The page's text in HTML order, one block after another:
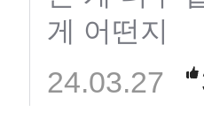
게 어떤지
24.03.27